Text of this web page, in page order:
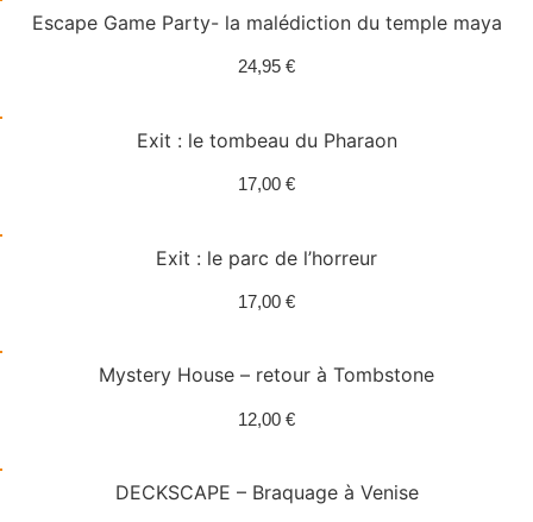
Escape Game Party- la malédiction du temple maya
24,95 €
Exit : le tombeau du Pharaon
17,00 €
Exit : le parc de l’horreur
17,00 €
Mystery House – retour à Tombstone
12,00 €
DECKSCAPE – Braquage à Venise